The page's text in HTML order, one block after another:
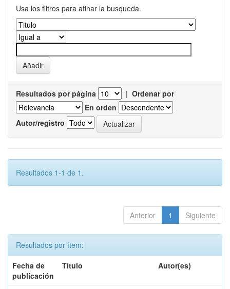
Usa los filtros para afinar la busqueda.
Resultados por página | Ordenar por
En orden
Autor/registro
Resultados 1-1 de 1.
Anterior 1 Siguiente
Resultados por ítem:
Fecha de
publicación
Título Autor(es)